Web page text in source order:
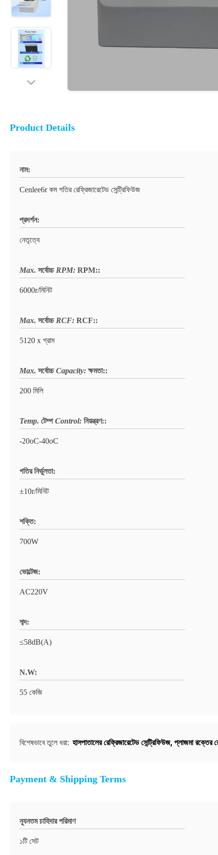
Product Details
নাম:
Cenlee6r কম গতির রেফ্রিজারেটেড সেন্ট্রিফিউজ
প্রদর্শন:
নেতৃত্বে
Max. সর্বোচ্চ RPM: RPM::
6000r/মিনিট
Max. সর্বোচ্চ RCF: RCF::
5120 x গ্রাম
Max. সর্বোচ্চ Capacity: ক্ষমতা::
200 মিলি
Temp. টেম্প Control: নিয়ন্ত্রণ::
-20oC-40oC
গতির নির্ভুলতা:
±10r/মিনিট
শক্তি:
700W
ভোল্টেজ:
AC220V
শব্দ:
≤58dB(A)
N.W:
55 কেজি
বিশেষভাবে তুলে ধরা: হাসপাতালের রেফ্রিজারেটেড সেন্ট্রিফিউজ, প্লাজমা রক্তের
Payment & Shipping Terms
ন্যূনতম চাহিদার পরিমাণ
১টি সেট